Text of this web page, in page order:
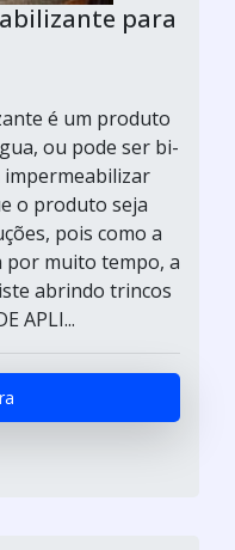
para
é um produto
ou pode ser bi-
o produto seja
pois como a
por muito tempo, a
abrindo trincos
APLI...